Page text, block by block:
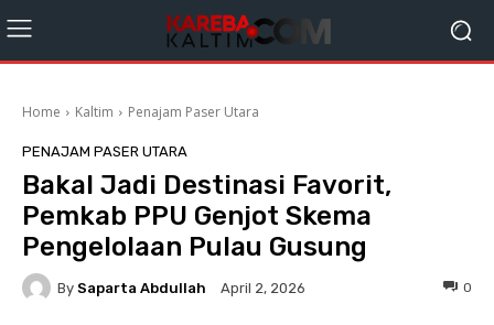
Home Kaltim Penajam Paser Utara
PENAJAM PASER UTARA
Bakal Jadi Destinasi Favorit,
Pemkab PPU Genjot Skema
Pengelolaan Pulau Gusung
By Saparta Abdullah April 2, 2026 0